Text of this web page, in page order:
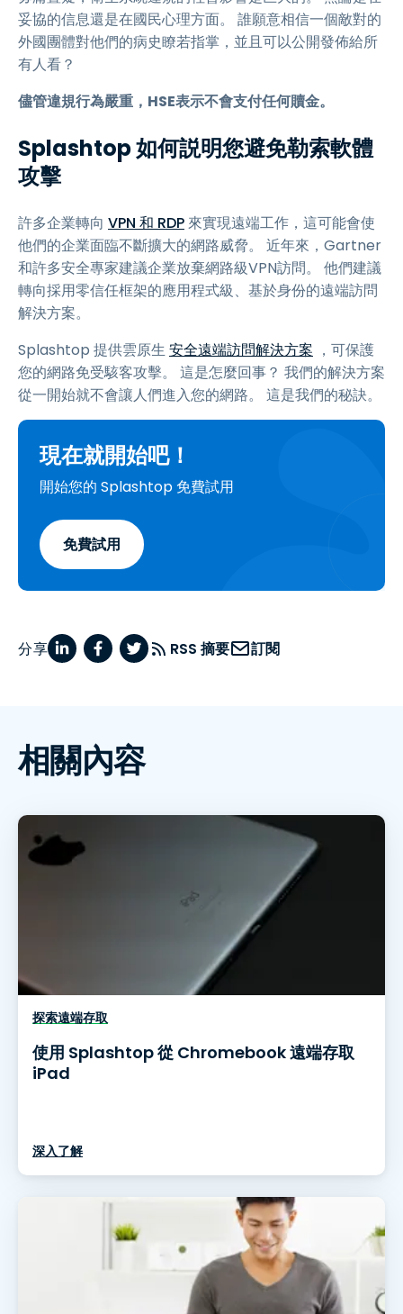
妥協的信息還是在國民心理方面。 誰願意相信一個敵對的
外國團體對他們的病史瞭若指掌，並且可以公開發佈給所
有人看？
儘管違規行為嚴重，HSE表示不會支付任何贖金。
Splashtop 如何説明您避免勒索軟體
攻擊
許多企業轉向 VPN 和 RDP來實現遠端工作，這可能會使
他們的企業面臨不斷擴大的網路威脅。 近年來，Gartner
和許多安全專家建議企業放棄網路級VPN訪問。 他們建議
轉向採用零信任框架的應用程式級、基於身份的遠端訪問
解決方案。
Splashtop 提供雲原生安全遠端訪問解決方案 ，可保護
您的網路免受駭客攻擊。 這是怎麼回事？ 我們的解決方案
從一開始就不會讓人們進入您的網路。 這是我們的秘訣。
現在就開始吧！
開始您的 Splashtop 免費試用
免費試用
分享 RSS 摘要 訂閱
相關內容
探索遠端存取
使用 Splashtop 從 Chromebook 遠端存取
iPad
深入了解